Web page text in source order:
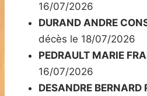
16/07/2026
DURAND ANDRE
décès le 18/07/2026
PEDRAULT MARIE
16/07/2026
DESANDRE BERNARD